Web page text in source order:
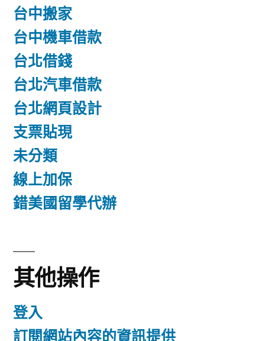
台中搬家
台中機車借款
台北借錢
台北汽車借款
台北網頁設計
支票貼現
未分類
線上加保
錯美國留學代辦
其他操作
登入
訂閱網站內容的資訊提供